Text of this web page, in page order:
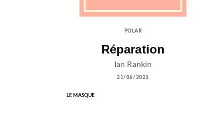
POLAR
Réparation
Ian Rankin
21/06/2021
LE MASQUE